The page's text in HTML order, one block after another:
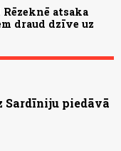
atsaka
draud dzīve uz
Sardīniju piedāvā